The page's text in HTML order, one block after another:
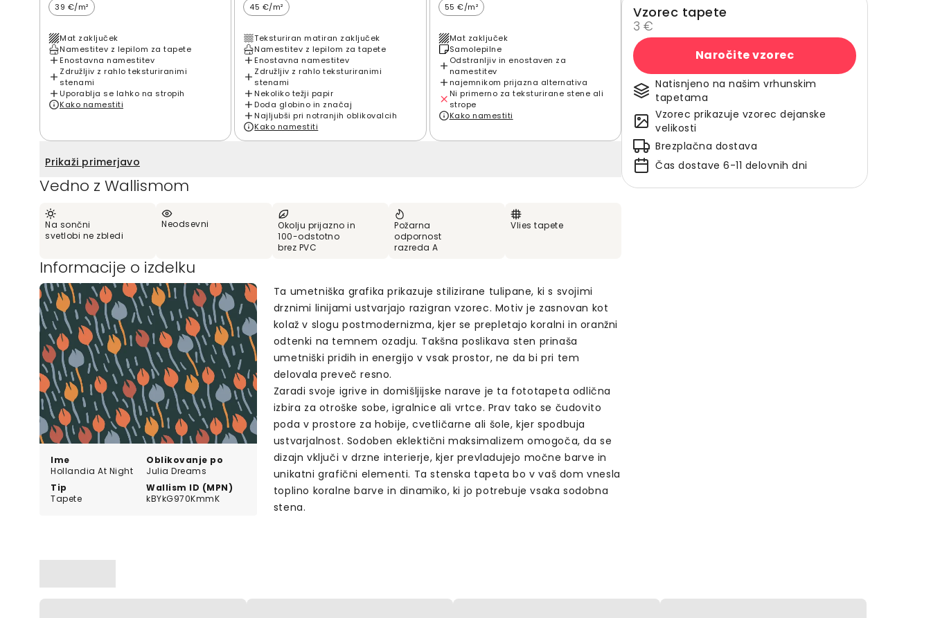
39 €/m²
Mat zaključek
Namestitev z lepilom za tapete
Enostavna namestitev
Združljiv z rahlo teksturiranimi
stenami
Uporablja se lahko na stropih
Kako namestiti
45 €/m²
Teksturiran matiran zaključek
Namestitev z lepilom za tapete
Enostavna namestitev
Združljiv z rahlo teksturiranimi
stenami
Nekoliko težji papir
Doda globino in značaj
Najljubši pri notranjih oblikovalcih
Kako namestiti
55 €/m²
Mat zaključek
Samolepilne
Odstranljiv in enostaven za
namestitev
najemnikom prijazna alternativa
Ni primerno za teksturirane stene ali
strope
Kako namestiti
Prikaži primerjavo
Vedno z Wallismom
Na sončni
svetlobi ne zbledi
Neodsevni
Okolju prijazno in
100-odstotno
brez PVC
Požarna
odpornost
razreda A
Vlies tapete
Informacije o izdelku
Ime
Hollandia At Night
Oblikovanje po
Julia Dreams
Tip
Tapete
Wallism ID (MPN)
kBYkG970KmmK
Ta umetniška grafika prikazuje stilizirane tulipane, ki s svojimi
drznimi linijami ustvarjajo razigran vzorec. Motiv je zasnovan kot
kolaž v slogu postmodernizma, kjer se prepletajo koralni in oranžni
odtenki na temnem ozadju. Takšna poslikava sten prinaša
umetniški pridih in energijo v vsak prostor, ne da bi pri tem
delovala preveč resno.
Zaradi svoje igrive in domišljijske narave je ta fototapeta odlična
izbira za otroške sobe, igralnice ali vrtce. Prav tako se čudovito
poda v prostore za hobije, cvetličarne ali šole, kjer spodbuja
ustvarjalnost. Sodoben eklektični maksimalizem omogoča, da se
dizajn vključi v drzne interierje, kjer prevladujejo močne barve in
unikatni grafični elementi. Ta stenska tapeta bo v vaš dom vnesla
toplino koralne barve in dinamiko, ki jo potrebuje vsaka sodobna
stena.
Vzorec tapete
3 €
Naročite vzorec
Natisnjeno na našim vrhunskim
tapetama
Vzorec prikazuje vzorec dejanske
velikosti
Brezplačna dostava
Čas dostave 6-11 delovnih dni